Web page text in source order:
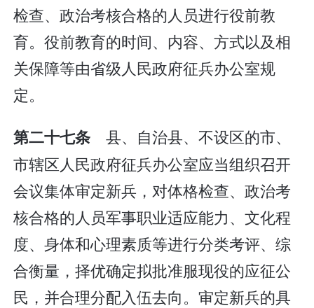
检查、政治考核合格的人员进行役前教
育。役前教育的时间、内容、方式以及相
关保障等由省级人民政府征兵办公室规
定。
第二十七条 县、自治县、不设区的市、
市辖区人民政府征兵办公室应当组织召开
会议集体审定新兵，对体格检查、政治考
核合格的人员军事职业适应能力、文化程
度、身体和心理素质等进行分类考评、综
合衡量，择优确定拟批准服现役的应征公
民，并合理分配入伍去向。审定新兵的具